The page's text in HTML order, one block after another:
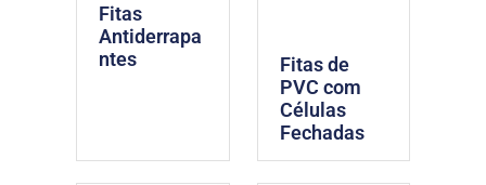
Fitas
Antiderrapa
ntes
Fitas de
PVC com
Células
Fechadas